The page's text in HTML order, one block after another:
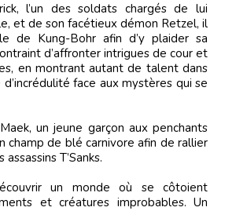
l’un des soldats chargés de lui
et de son facétieux démon Retzel, il
de Kung-Bohr afin d’y plaider sa
d’affronter intrigues de cour et
en montrant autant de talent dans
face aux mystères qui se
un jeune garçon aux penchants
champ de blé carnivore afin de rallier
T’Sanks.
un monde où se côtoient
et créatures improbables. Un